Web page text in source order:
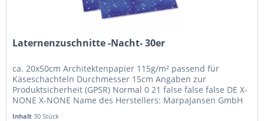
Laternenzuschnitte -Nacht- 30er
ca. 20x50cm Architektenpapier 115g/m² passend für
Käseschachteln Durchmesser 15cm Angaben zur
Produktsicherheit (GPSR) Normal 0 21 false false false DE X-
NONE X-NONE Name des Herstellers: MarpaJansen GmbH
Inhalt 30 Stück